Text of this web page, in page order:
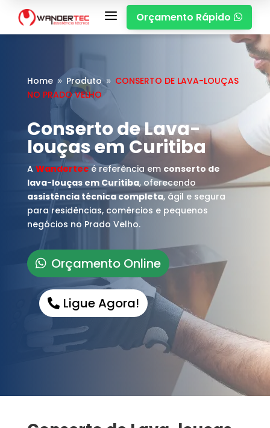
a Orçamento Rápido 
Home 9 Produto 9 CONSERTO DE LAVA-LOUÇAS
NO PRADO VELHO
Conserto de Lava-
louças em Curitiba
A Wandertecé referência em conserto de
lava-louças em Curitiba, oferecendo
assistência técnica completa, ágil e segura
para residências, comércios e pequenos
negócios no Prado Velho.
Orçamento Online
Ligue Agora!